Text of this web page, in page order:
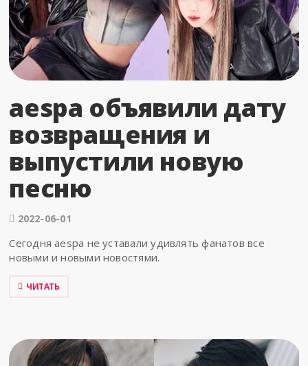
aespa объявили дату
возвращения и
выпустили новую
песню
2022-06-01
Сегодня aespa не уставали удивлять фанатов все
новыми и новыми новостями.
ЧИТАТЬ